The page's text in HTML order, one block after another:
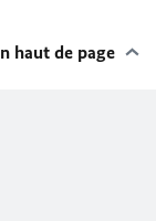
haut de page